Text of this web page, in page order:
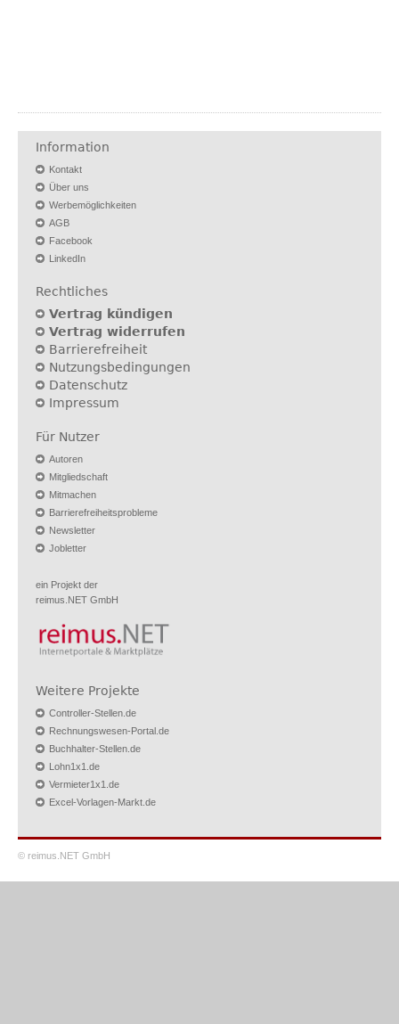
Information
Kontakt
Über uns
Werbemöglichkeiten
AGB
Facebook
LinkedIn
Rechtliches
Vertrag kündigen
Vertrag widerrufen
Barrierefreiheit
Nutzungsbedingungen
Datenschutz
Impressum
Für Nutzer
Autoren
Mitgliedschaft
Mitmachen
Barrierefreiheitsprobleme
Newsletter
Jobletter
ein Projekt der
reimus.NET GmbH
Weitere Projekte
Controller-Stellen.de
Rechnungswesen-Portal.de
Buchhalter-Stellen.de
Lohn1x1.de
Vermieter1x1.de
Excel-Vorlagen-Markt.de
© reimus.NET GmbH